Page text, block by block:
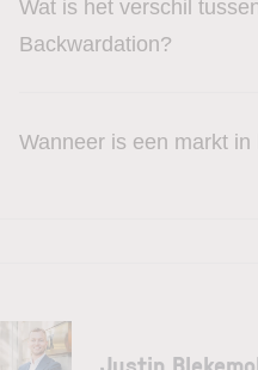
Wat is het verschil
Backwardation?
Wanneer is een markt